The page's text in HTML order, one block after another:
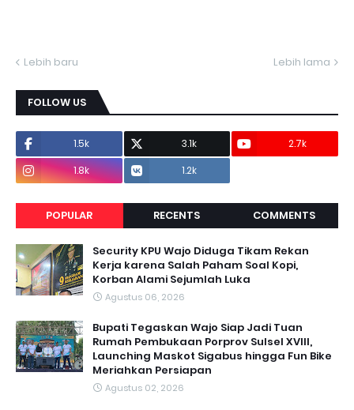
Lebih baru Lebih lama
FOLLOW US
1.5k 3.1k
2.7k
1.8k
1.2k
POPULAR RECENTS COMMENTS
Security KPU Wajo Diduga Tikam Rekan
Kerja karena Salah Paham Soal Kopi,
Korban Alami Sejumlah Luka
Agustus 06, 2026
Bupati Tegaskan Wajo Siap Jadi Tuan
Rumah Pembukaan Porprov Sulsel XVIII,
Launching Maskot Sigabus hingga Fun Bike
Meriahkan Persiapan
Agustus 02, 2026